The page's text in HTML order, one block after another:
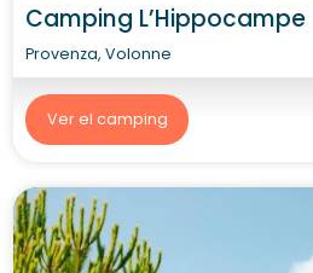
Camping L’Hippocampe
Provenza, Volonne
Ver el camping